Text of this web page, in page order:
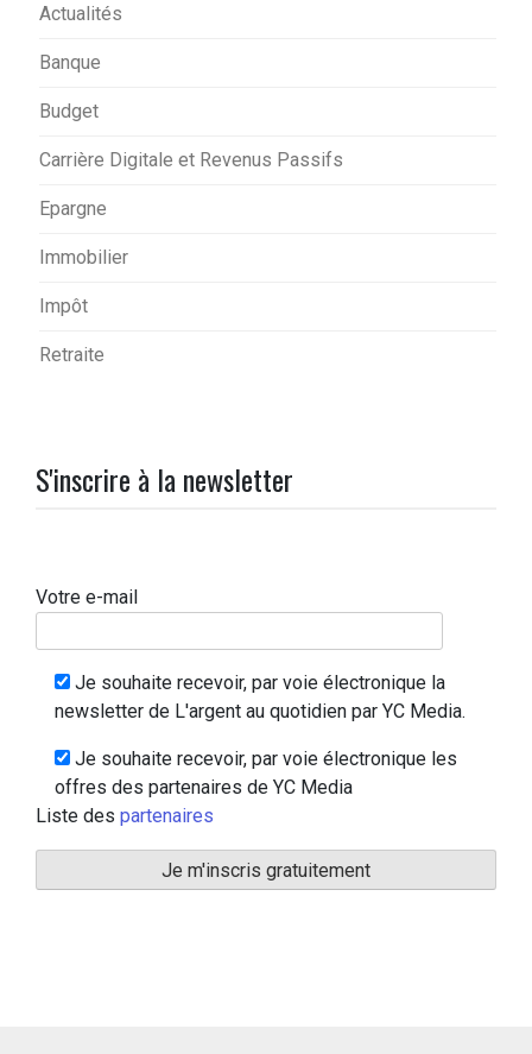
Actualités
Banque
Budget
Carrière Digitale et Revenus Passifs
Epargne
Immobilier
Impôt
Retraite
S'inscrire à la newsletter
Votre e-mail
Je souhaite recevoir, par voie électronique la
newsletter de L'argent au quotidien par YC Media.
Je souhaite recevoir, par voie électronique les
offres des partenaires de YC Media
Liste des partenaires